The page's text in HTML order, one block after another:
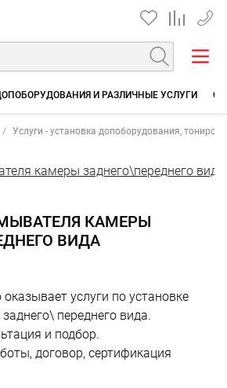
+7
И РАЗЛИЧНЫЕ УСЛУГИ
Услуги - установка допоборудования,
КАМЕРЫ
ВИДА
услуги по установке
переднего вида.
и подбор.
договор, сертификация